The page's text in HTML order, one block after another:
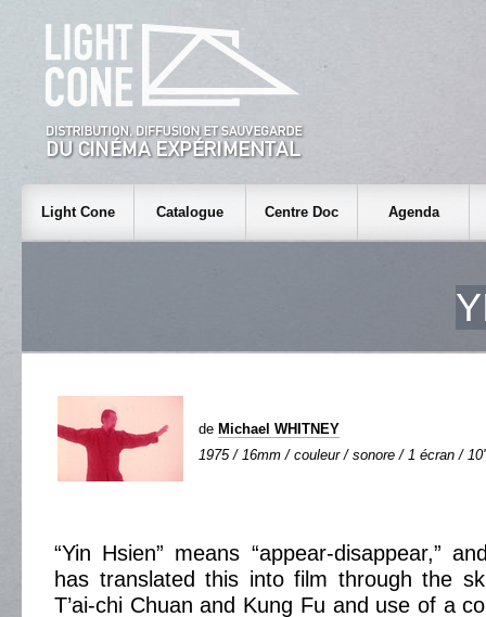
Light Cone Catalogue Centre Doc Agenda
de Michael WHITNEY
1975 / 16mm / couleur / sonore / 1 écran /
“Yin Hsien” means “appear-disappear,”
has translated this into film through the
T’ai-chi Chuan and Kung Fu and use of a